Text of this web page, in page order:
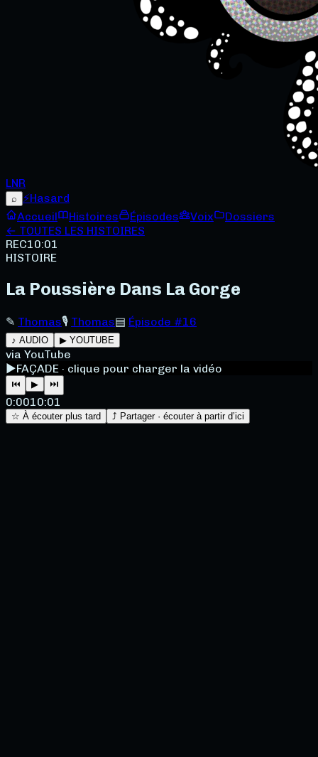
LNR
⌕ ⚡Hasard
Accueil
Histoires Épisodes Voix
Dossiers
← TOUTES LES HISTOIRES
REC10:01
HISTOIRE
La Poussière Dans La Gorge
✎ Thomas🎙 Thomas▤ Épisode #16
♪ AUDIO ▶ YOUTUBE
via YouTube
▶FAÇADE · clique pour charger la vidéo
⏮ ▶ ⏭
0:0010:01
☆ À écouter plus tard ⤴ Partager · écouter à partir d’ici